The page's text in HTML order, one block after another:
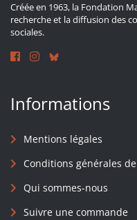
Créée en 1963, la Fondation
recherche et la diffusion des
sociales.
Informations
Mentions légales
Conditions générales
Qui sommes-nous
Suivre une commande